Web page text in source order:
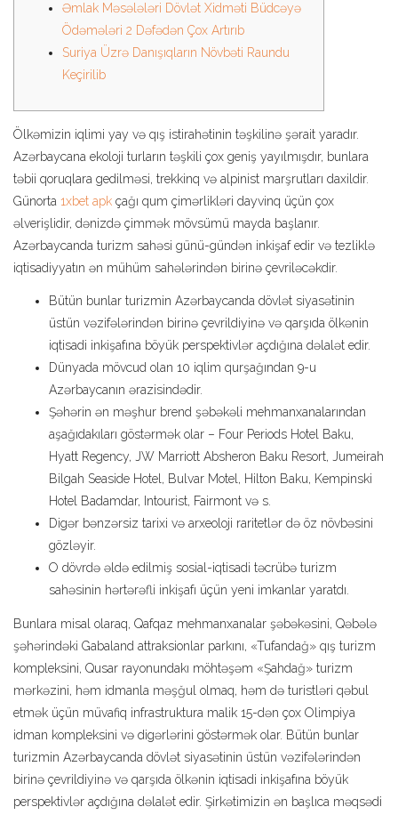
Əmlak Məsələləri Dövlət Xidməti Büdcəyə
Ödəmələri 2 Dəfədən Çox Artırıb
Suriya Üzrə Danışıqların Növbəti Raundu
Keçirilib
Ölkəmizin iqlimi yay və qış istirahətinin təşkilinə şərait yaradır.
Azərbaycana ekoloji turların təşkili çox geniş yayılmışdır, bunlara
təbii qoruqlara gedilməsi, trekkinq və alpinist marşrutları daxildir.
Günorta 1xbet apk çağı qum çimərlikləri dayvinq üçün çox
əlverişlidir, dənizdə çimmək mövsümü mayda başlanır.
Azərbaycanda turizm sahəsi günü-gündən inkişaf edir və tezliklə
iqtisadiyyatın ən mühüm sahələrindən birinə çevriləcəkdir.
Bütün bunlar turizmin Azərbaycanda dövlət siyasətinin
üstün vəzifələrindən birinə çevrildiyinə və qarşıda ölkənin
iqtisadi inkişafına böyük perspektivlər açdığına dəlalət edir.
Dünyada mövcud olan 10 iqlim qurşağından 9-u
Azərbaycanın ərazisindədir.
Şəhərin ən məşhur brend şəbəkəli mehmanxanalarından
aşağıdakıları göstərmək olar – Four Periods Hotel Baku,
Hyatt Regency, JW Marriott Absheron Baku Resort, Jumeirah
Bilgah Seaside Hotel, Bulvar Motel, Hilton Baku, Kempinski
Hotel Badamdar, Intourist, Fairmont və s.
Digər bənzərsiz tarixi və arxeoloji raritetlər də öz növbəsini
gözləyir.
O dövrdə əldə edilmiş sosial-iqtisadi təcrübə turizm
sahəsinin hərtərəfli inkişafı üçün yeni imkanlar yaratdı.
Bunlara misal olaraq, Qafqaz mehmanxanalar şəbəkəsini, Qəbələ
şəhərindəki Gabaland attraksionlar parkını, «Tufandağ» qış turizm
kompleksini, Qusar rayonundakı möhtəşəm «Şahdağ» turizm
mərkəzini, həm idmanla məşğul olmaq, həm də turistləri qəbul
etmək üçün müvafiq infrastruktura malik 15-dən çox Olimpiya
idman kompleksini və digərlərini göstərmək olar. Bütün bunlar
turizmin Azərbaycanda dövlət siyasətinin üstün vəzifələrindən
birinə çevrildiyinə və qarşıda ölkənin iqtisadi inkişafına böyük
perspektivlər açdığına dəlalət edir. Şirkətimizin ən başlıca məqsədi